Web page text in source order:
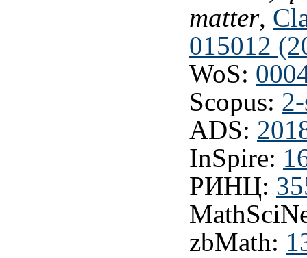
matter,
015012
WoS:
Scopus:
ADS:
InSpire:
РИНЦ:
zbMath: